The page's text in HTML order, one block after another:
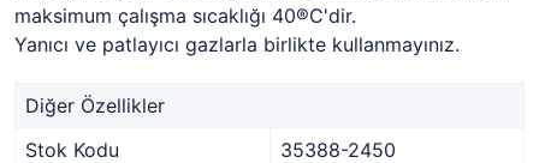
maksimum çalışma sıcaklığı 40®C'dir.
Yanıcı ve patlayıcı gazlarla birlikte kullanmayınız.
Diğer Özellikler
Stok Kodu
35388-2450